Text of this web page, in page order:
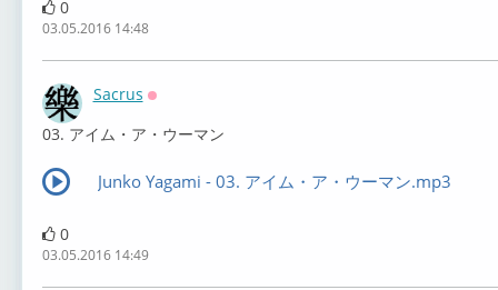
0
03.05.2016 14:48
Sacrus
03. アイム・ア・ウーマン
Junko Yagami - 03. アイム・ア・ウーマン.mp3
0
03.05.2016 14:49